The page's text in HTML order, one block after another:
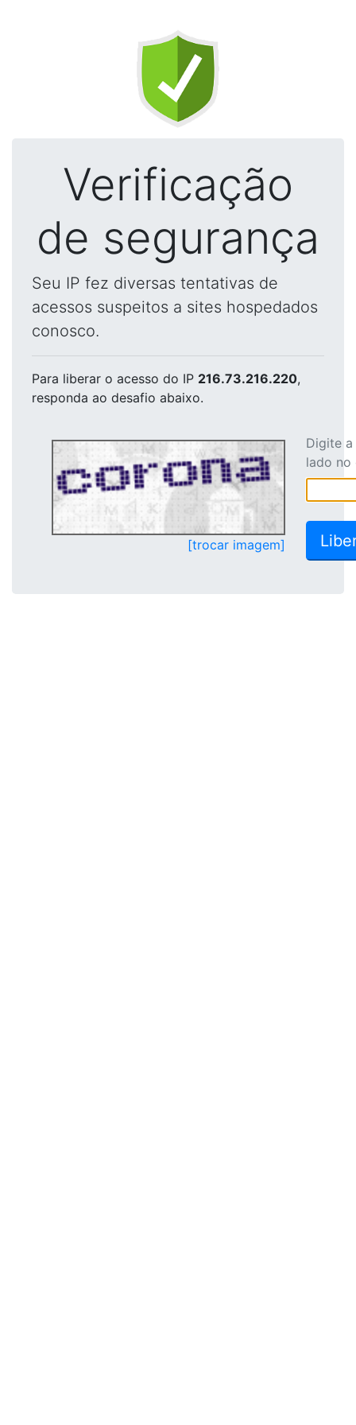
Verificação
de segurança
Seu IP fez diversas tentativas de
acessos suspeitos a sites hospedados
conosco.
Para liberar o acesso do IP 216.73.216.220,
responda ao desafio abaixo.
[trocar imagem]
Digite
lado no